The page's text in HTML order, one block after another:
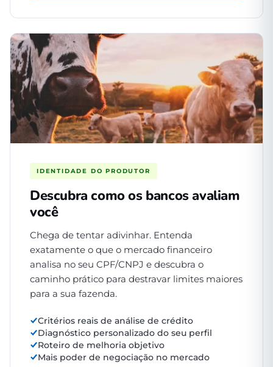
IDENTIDADE DO PRODUTOR
Descubra como os bancos avaliam
você
Chega de tentar adivinhar. Entenda
exatamente o que o mercado financeiro
analisa no seu CPF/CNPJ e descubra o
caminho prático para destravar limites maiores
para a sua fazenda.
Critérios reais de análise de crédito
Diagnóstico personalizado do seu perfil
Roteiro de melhoria objetivo
Mais poder de negociação no mercado